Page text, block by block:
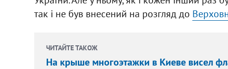
так і не був внесений на розгляд до
ЧИТАЙТЕ ТАКОЖ
На крыше многоэтажки в Киеве висел